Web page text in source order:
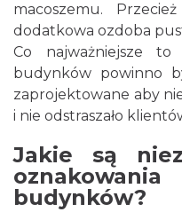
macoszemu.
dodatkowa ozdoba
Co najważniejsze to
budynków powinno
zaprojektowane aby
i nie odstraszało
Jakie są
budynków?